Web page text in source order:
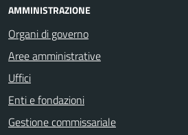
AMMINISTRAZIONE
Organi di governo
Aree amministrative
Uffici
Enti e fondazioni
Gestione commissariale